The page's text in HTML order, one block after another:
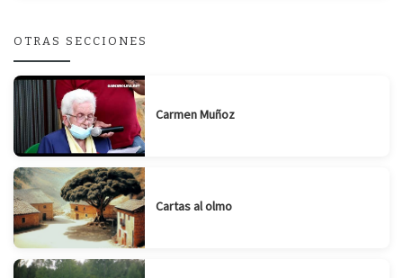
OTRAS SECCIONES
Carmen Muñoz
Cartas al olmo